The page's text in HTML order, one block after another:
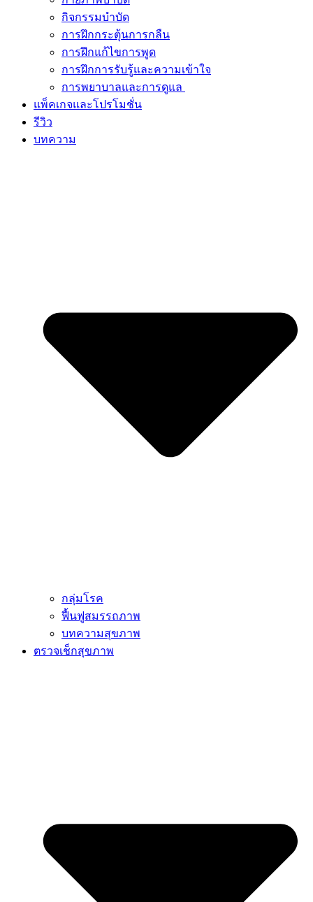
กิจกรรมบำบัด
การฝึกกระตุ้นการกลืน
การฝึกแก้ไขการพูด
การฝึกการรับรู้และความเข้าใจ
การพยาบาลและการดูแล
แพ็คเกจและโปรโมชั่น
รีวิว
บทความ
กลุ่มโรค
ฟื้นฟูสมรรถภาพ
บทความสุขภาพ
ตรวจเช็กสุขภาพ